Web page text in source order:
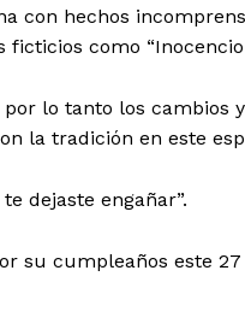
con hechos
como “Inocencio
lo tanto los cambios
la tradición en este
dejaste engañar”.
su cumpleaños este 27